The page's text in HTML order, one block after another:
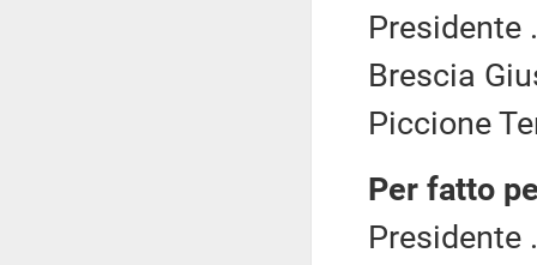
Presidente
Brescia
Piccione
Per fatto
Presidente